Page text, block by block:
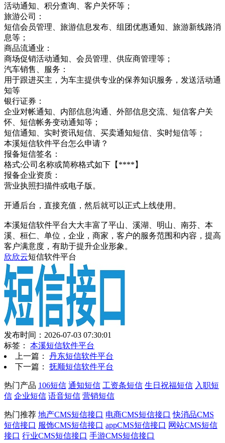
活动通知、积分查询、客户关怀等；
旅游公司：
短信会员管理、旅游信息发布、组团优惠通知、旅游新线路消
息等；
商品流通业：
商场促销活动通知、会员管理、供应商管理等；
汽车销售、服务：
用于跟进买主，为车主提供专业的保养知识服务，发送活动通
知等
银行证券：
企业对帐通知、内部信息沟通、外部信息交流、短信客户关
怀、短信帐务变动通知等；
短信通知、实时资讯短信、买卖通知短信、实时短信等；
本溪短信软件平台怎么申请？
报备短信签名：
格式:公司名称或简称格式如下【****】
报备企业资质：
营业执照扫描件或电子版。
开通后台，直接充值，然后就可以正式上线使用。
本溪短信软件平台大大丰富了平山、溪湖、明山、南芬、本
溪、桓仁、单位，企业，商家，客户的服务范围和内容，提高
客户满意度，有助于提升企业形象。
欣欣云短信软件平台
发布时间：2026-07-03 07:30:01
标签： 本溪短信软件平台
上一篇： 丹东短信软件平台
下一篇： 抚顺短信软件平台
热门产品 106短信 通知短信 工资条短信 生日祝福短信 入职短
信 企业短信 语音短信 营销短信
热门推荐 地产CMS短信接口 电商CMS短信接口 快消品CMS
短信接口 服饰CMS短信接口 appCMS短信接口 网站CMS短信
接口 行业CMS短信接口 手游CMS短信接口